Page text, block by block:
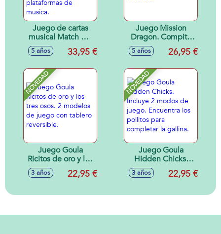
Juego de cartas
musical Match My
Beat Original. Mas
de 200 canciones.
plataformas de
musica.
5 años 33,95 €
Juego Mission
Dragon. Compite
para construir la
torre mas alta!
5 años 26,95 €
NOVEDAD
Juego Goula
Ricitos de oro y los
tres osos. 2
modelos de juego
reversible.
3 años 22,95 €
NOVEDAD
Juego Goula
Hidden Chicks.
Incluye 2 modos de
juego. Encuentra
completar la
3 años 22,95 €